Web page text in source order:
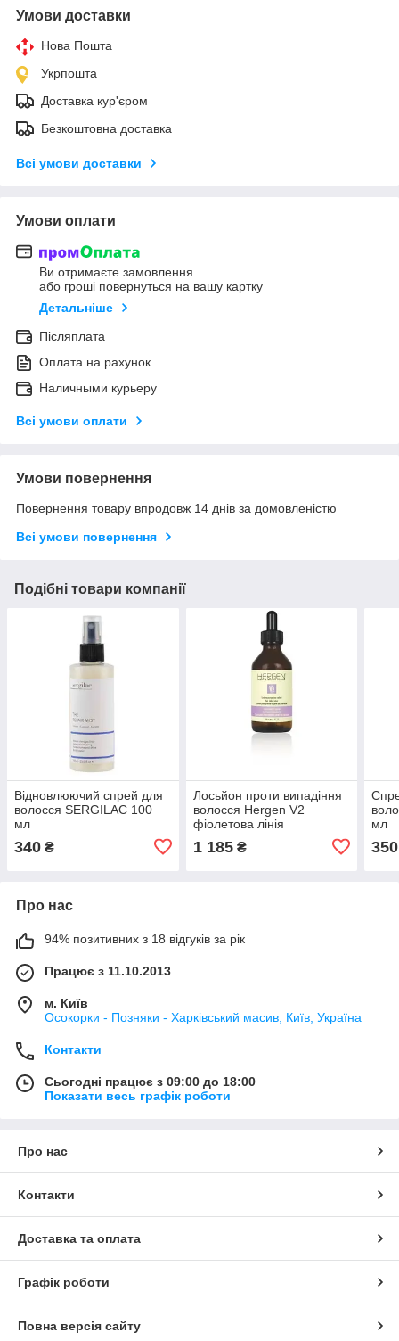
Умови доставки
Нова Пошта
Укрпошта
Доставка кур'єром
Безкоштовна доставка
Всі умови доставки
Умови оплати
Ви отримаєте замовлення
або гроші повернуться на вашу картку
Детальніше
Післяплата
Оплата на рахунок
Наличными курьеру
Всі умови оплати
Умови повернення
Повернення товару впродовж 14 днів за домовленістю
Всі умови повернення
Подібні товари компанії
Відновлюючий спрей для
волосся SERGILAC 100
мл
340 ₴
Лосьйон проти випадіння
волосся Hergen V2
фіолетова лінія
1 185₴
мл
350
Про нас
94% позитивних з 18 відгуків за рік
Працює з 11.10.2013
м. Київ
Осокорки - Позняки - Харківський масив, Київ, Україна
Контакти
Сьогодні працює з 09:00 до 18:00
Показати весь графік роботи
Про нас
Контакти
Доставка та оплата
Графік роботи
Повна версія сайту